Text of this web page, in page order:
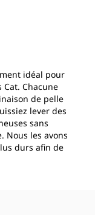
idéal pour
Chacune
de pelle
lever des
sans
Nous les avons
durs afin de